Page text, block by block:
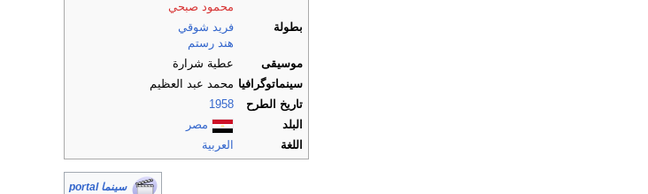
محمود صبحي
بطولة
فريد شوقي
هند رستم
موسيقى
عطية شرارة
سينماتوگرافيا محمد عبد العظيم
تاريخ الطرح
1958
البلد
مصر
اللغة
العربية
سينما portal